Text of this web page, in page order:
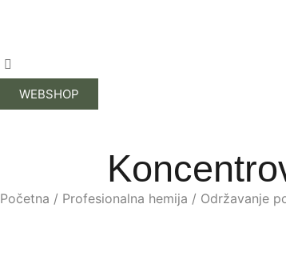
WEBSHOP
Početna / Profesionalna hemija / Održavanje